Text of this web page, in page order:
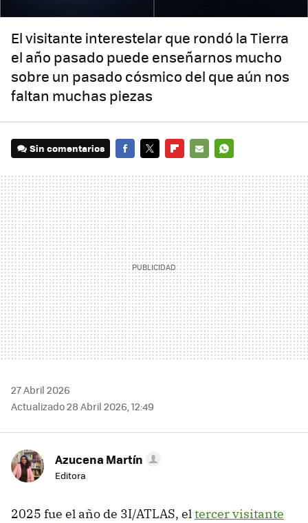
El visitante interestelar que rondó la Tierra
el año pasado puede enseñarnos mucho
sobre un pasado cósmico del que aún nos
faltan muchas piezas
Sin comentarios
MAIL
27 Abril 2026
Actualizado 28 Abril 2026, 12:49
Azucena Martín
Editora
2025 fue el año de 3I/ATLAS, eltercer visitante